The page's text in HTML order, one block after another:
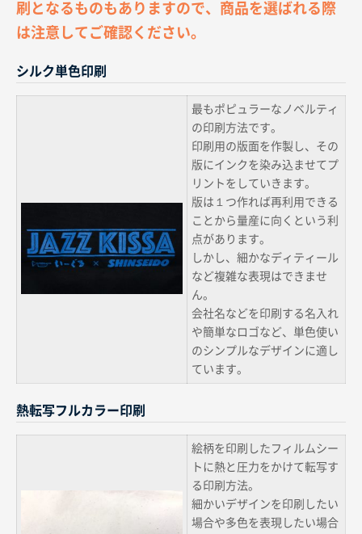
刷となるものもありますので、商品を選ばれる際
は注意してご確認ください。
シルク単色印刷
最もポピュラーなノベルティ
の印刷方法です。
印刷用の版面を作製し、その
版にインクを染み込ませてプ
リントをしていきます。
版は１つ作れば再利用できる
ことから量産に向くという利
点があります。
しかし、細かなディティール
など複雑な表現はできませ
ん。
会社名などを印刷する名入れ
や簡単なロゴなど、単色使い
のシンプルなデザインに適し
ています。
熱転写フルカラー印刷
絵柄を印刷したフィルムシー
トに熱と圧力をかけて転写す
る印刷方法。
細かいデザインを印刷したい
場合や多色を表現したい場合